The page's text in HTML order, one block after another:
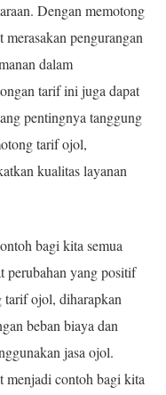
Dengan memotong
pengurangan
dalam
tarif ini juga dapat
pentingnya tanggung
tarif ojol,
kualitas layanan
bagi kita semua
perubahan yang positif
tarif ojol, diharapkan
beban biaya dan
jasa ojol.
menjadi contoh bagi kita